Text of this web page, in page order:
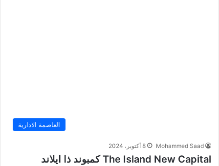
العاصمة الادارية
Mohammed Saad 8 أكتوبر، 2024
The Island New Capital كمبوند ذا ايلاند